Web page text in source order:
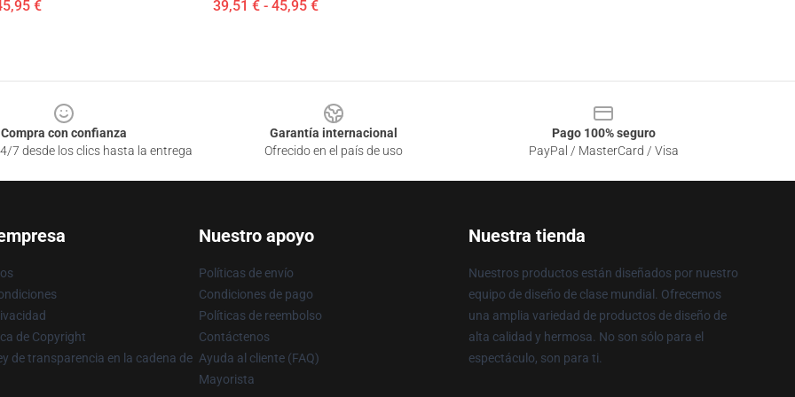
€ 39,51 € - 45,95 €
Compra con confianza
7 desde los clics hasta la entrega
Garantía internacional
Ofrecido en el país de uso
Pago 100% seguro
PayPal / MasterCard / Visa
de Copyright
de transparencia en la cadena de
Nuestro apoyo
Políticas de envío
Condiciones de pago
Políticas de reembolso
Contáctenos
Ayuda al cliente (FAQ)
Mayorista
Nuestra tienda
Nuestros productos están diseñados por nuestro
equipo de diseño de clase mundial. Ofrecemos
una amplia variedad de productos de diseño de
alta calidad y hermosa. No son sólo para el
espectáculo, son para ti.